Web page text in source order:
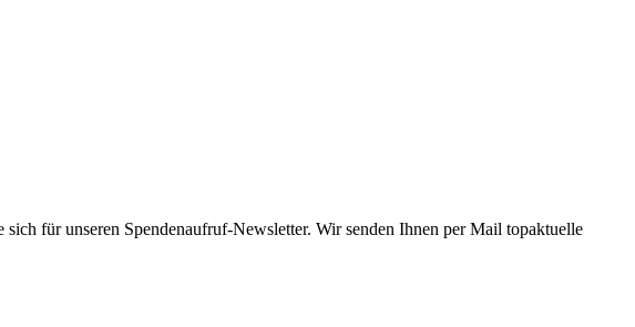
für unseren Spendenaufruf-Newsletter. Wir senden Ihnen per Mail topaktuelle